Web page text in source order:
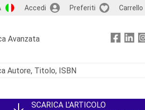
Accedi Preferiti Carrello
Avanzata
SCARICA L'ARTICOLO